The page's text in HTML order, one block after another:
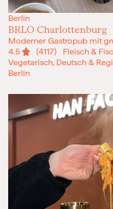
Frohe
Regionale
Für alle
Geschmackvoll
Einlösbar für alle
Das ideale
Berlin
BRLO Charlottenburg
Moderner Gastropub mit
4.5
(4117) Fleisch &
Vegetarisch, Deutsch &
Berlin